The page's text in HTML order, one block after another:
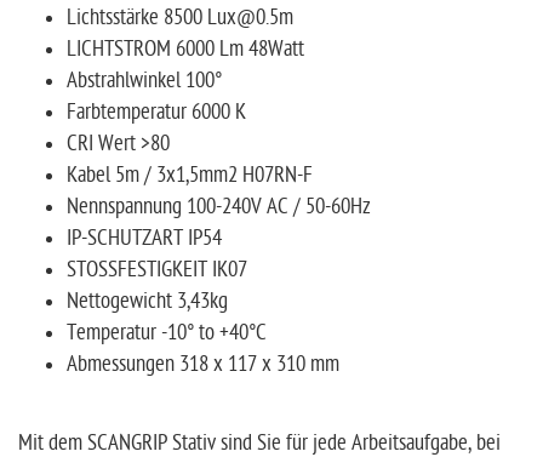
Lichtsstärke 8500 Lux@0.5m
LICHTSTROM 6000 Lm 48Watt
Abstrahlwinkel 100°
Farbtemperatur 6000 K
CRI Wert >80
Kabel 5m / 3x1,5mm2 H07RN-F
Nennspannung 100-240V AC / 50-60Hz
IP-SCHUTZART IP54
STOSSFESTIGKEIT IK07
Nettogewicht 3,43kg
Temperatur -10° to +40°C
Abmessungen 318 x 117 x 310 mm
Mit dem SCANGRIP Stativ sind Sie für jede Arbeitsaufgabe, bei